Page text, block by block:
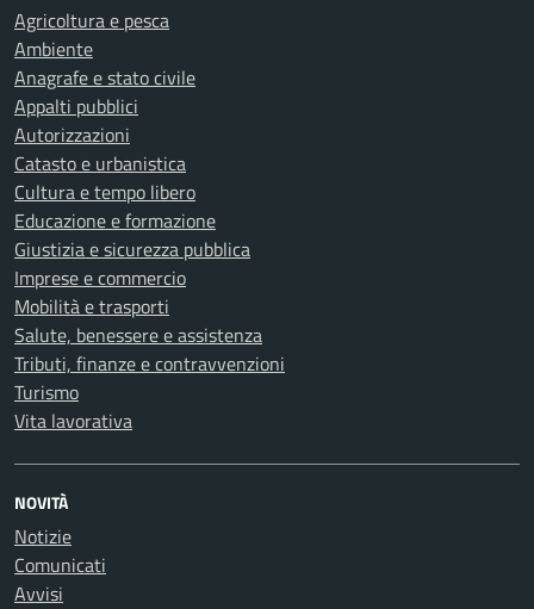
Agricoltura e pesca
Ambiente
Anagrafe e stato civile
Appalti pubblici
Autorizzazioni
Catasto e urbanistica
Cultura e tempo libero
Educazione e formazione
Giustizia e sicurezza pubblica
Imprese e commercio
Mobilità e trasporti
Salute, benessere e assistenza
Tributi, finanze e contravvenzioni
Turismo
Vita lavorativa
NOVITÀ
Notizie
Comunicati
Avvisi